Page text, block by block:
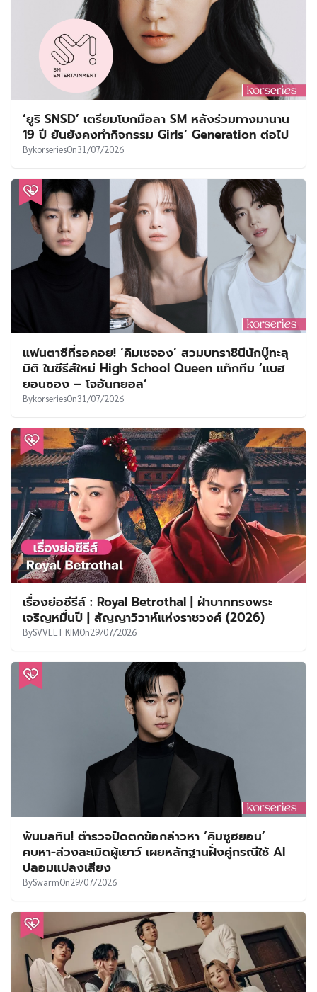
‘ยูริ SNSD’ เตรียมโบกมือลา SM หลังร่วมทางมานาน
19 ปี ยันยังคงทำกิจกรรม Girls’ Generation ต่อไป
BykorseriesOn31/07/2026
แฟนตาซีที่รอคอย! ‘คิมเซจอง’ สวมบทราชินีนักบู๊ทะลุ
มิติ ในซีรีส์ใหม่ High School Queen แท็กทีม ‘แบฮ
ยอนซอง – โจฮันกยอล’
BykorseriesOn31/07/2026
เรื่องย่อซีรีส์ : Royal Betrothal | ฝ่าบาททรงพระ
เจริญหมื่นปี | สัญญาวิวาห์แห่งราชวงศ์ (2026)
BySVVEET KIMOn29/07/2026
พ้นมลทิน! ตำรวจปัดตกข้อกล่าวหา ‘คิมซูฮยอน’
คบหา-ล่วงละเมิดผู้เยาว์ เผยหลักฐานฝั่งคู่กรณีใช้ AI
ปลอมแปลงเสียง
BySwarmOn29/07/2026